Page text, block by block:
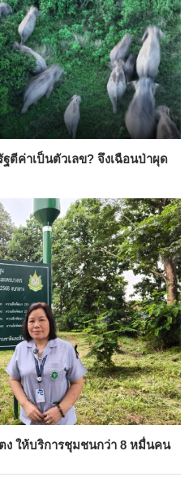
ตีค่าเป็นตัวเลข? จึงเฉือนป่าผุด
ให้บริการชุมชนกว่า 8 หมื่นคน